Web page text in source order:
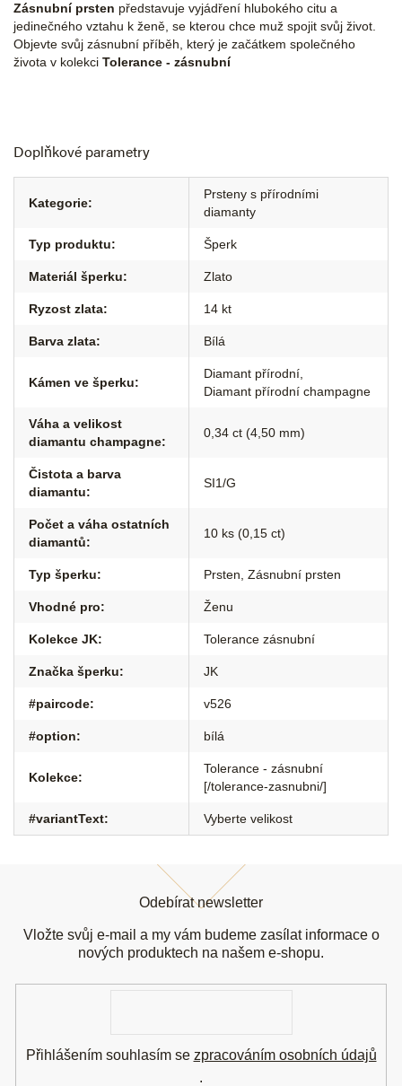
Zásnubní prsten představuje vyjádření hlubokého citu a
jedinečného vztahu k ženě, se kterou chce muž spojit svůj život.
Objevte svůj zásnubní příběh, který je začátkem společného
života v kolekci Tolerance - zásnubní
Doplňkové parametry
Kategorie:
Prsteny s přírodními
diamanty
Typ produktu: Šperk
Materiál šperku: Zlato
Ryzost zlata: 14 kt
Barva zlata: Bílá
Kámen ve šperku:
Diamant přírodní
Diamant přírodní champagne
Váha a velikost
diamantu champagne:
0,34 ct (4,50 mm)
Čistota a barva
diamantu:
SI1/G
Počet a váha ostatních
diamantů:
10 ks (0,15 ct)
Typ šperku: Prsten Zásnubní prsten
Vhodné pro: Ženu
Kolekce JK: Tolerance zásnubní
Značka šperku: JK
#paircode: v526
#option: bílá
Kolekce:
Tolerance - zásnubní
[/tolerance-zasnubni/]
#variantText: Vyberte velikost
Odebírat newsletter
Vložte svůj e-mail a my vám budeme zasílat informace o
nových produktech na našem e-shopu.
Přihlášením souhlasím se zpracováním osobních údajů
.